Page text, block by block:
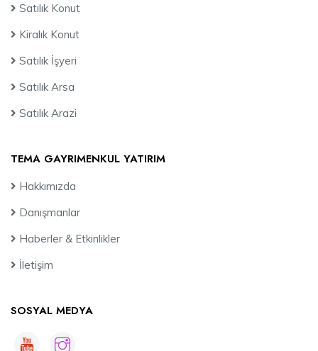
Satılık Konut
Kiralık Konut
Satılık İşyeri
Satılık Arsa
Satılık Arazi
TEMA GAYRIMENKUL YATIRIM
Hakkımızda
Danışmanlar
Haberler & Etkinlikler
İletişim
SOSYAL MEDYA